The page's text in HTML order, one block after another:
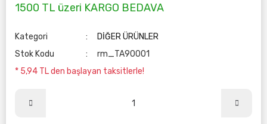
1500 TL üzeri KARGO BEDAVA
Kategori
DİĞER ÜRÜNLER
Stok Kodu
rm_TA90001
* 5,94 TL den başlayan taksitlerle!